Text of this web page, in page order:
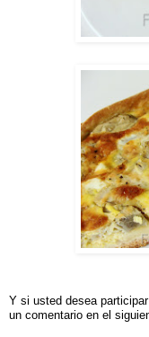
Y si usted desea
un comentario en el